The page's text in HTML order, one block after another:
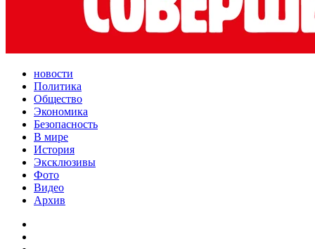
новости
Политика
Общество
Экономика
Безопасность
В мире
История
Эксклюзивы
Фото
Видео
Архив